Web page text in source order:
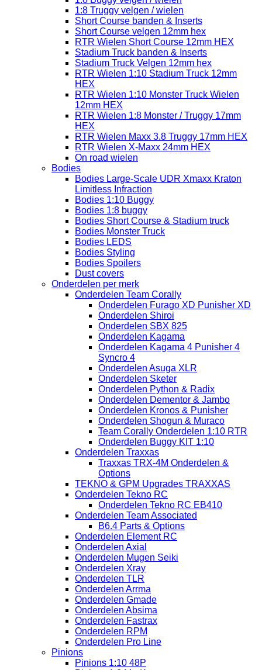
1:8 Truggy velgen / wielen
Short Course banden & Inserts
Short Course velgen 12mm hex
RTR Wielen Short Course 12mm HEX
Stadium Truck banden & Inserts
Stadium Truck Velgen 12mm hex
RTR Wielen 1:10 Stadium Truck 12mm
HEX
RTR Wielen 1:10 Monster Truck Wielen
12mm HEX
RTR Wielen 1:8 Monster / Truggy 17mm
HEX
RTR Wielen Maxx 3.8 Truggy 17mm HEX
RTR Wielen X-Maxx 24mm HEX
On road wielen
Bodies
Bodies Large-Scale UDR Xmaxx Kraton
Limitless Infraction
Bodies 1:10 Buggy
Bodies 1:8 buggy
Bodies Short Course & Stadium truck
Bodies Monster Truck
Bodies LEDS
Bodies Styling
Bodies Spoilers
Dust covers
Onderdelen per merk
Onderdelen Team Corally
Onderdelen Furago XD Punisher XD
Onderdelen Shiroi
Onderdelen SBX 825
Onderdelen Kagama
Onderdelen Kagama 4 Punisher 4
Syncro 4
Onderdelen Asuga XLR
Onderdelen Sketer
Onderdelen Python & Radix
Onderdelen Dementor & Jambo
Onderdelen Kronos & Punisher
Onderdelen Shogun & Muraco
Team Corally Onderdelen 1:10 RTR
Onderdelen Buggy KIT 1:10
Onderdelen Traxxas
Traxxas TRX-4M Onderdelen &
Options
TEKNO & GPM Upgrades TRAXXAS
Onderdelen Tekno RC
Onderdelen Tekno RC EB410
Onderdelen Team Associated
B6.4 Parts & Options
Onderdelen Element RC
Onderdelen Axial
Onderdelen Mugen Seiki
Onderdelen Xray
Onderdelen TLR
Onderdelen Arrma
Onderdelen Gmade
Onderdelen Absima
Onderdelen Fastrax
Onderdelen RPM
Onderdelen Pro Line
Pinions
Pinions 1:10 48P